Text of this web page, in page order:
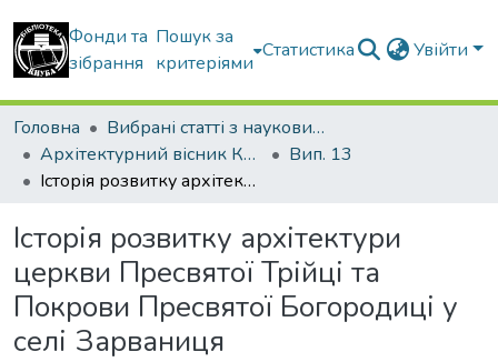
Фонди та
зібрання
Пошук за
критеріями
Статистика Увійти
Головна
Вибрані статті з наукових збірників КНУБА
Архітектурний вісник КНУБА
Вип. 13
Історія розвитку архітектури церкви Пресвятої Трійці та Покрови Пресвятої Богородиці у селі Зарваниця
Історія розвитку архітектури
церкви Пресвятої Трійці та
Покрови Пресвятої Богородиці у
селі Зарваниця